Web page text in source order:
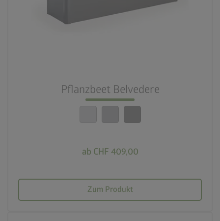
Pflanzbeet Belvedere
ab CHF 409,00
Zum Produkt
3 Farbvariationen
calendar_month
20 Jahre Garantie